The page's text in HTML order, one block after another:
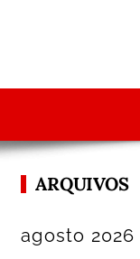
ARQUIVOS
agosto 2026